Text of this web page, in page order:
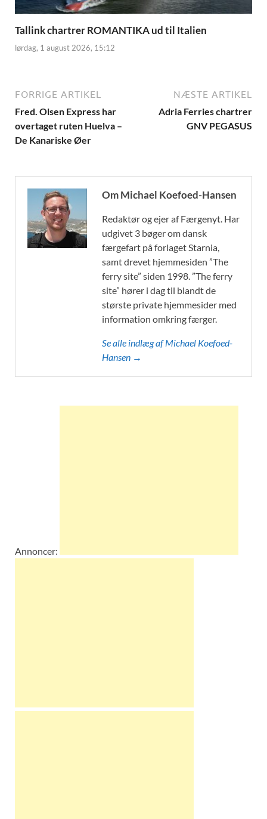
Tallink chartrer ROMANTIKA ud til Italien
lørdag, 1 august 2026, 15:12
FORRIGE ARTIKEL
Fred. Olsen Express har
overtaget ruten Huelva –
De Kanariske Øer
NÆSTE ARTIKEL
Adria Ferries chartrer
GNV PEGASUS
Om Michael Koefoed-Hansen
Redaktør og ejer af Færgenyt. Har
udgivet 3 bøger om dansk
færgefart på forlaget Starnia,
samt drevet hjemmesiden ”The
ferry site” siden 1998. ”The ferry
site” hører i dag til blandt de
største private hjemmesider med
information omkring færger.
Se alle indlæg af Michael Koefoed-
Hansen →
Annoncer: